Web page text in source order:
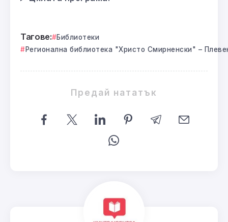
Тагове:
Библиотеки
Регионална библиотека "Христо Смирненски" –
Предай нататък